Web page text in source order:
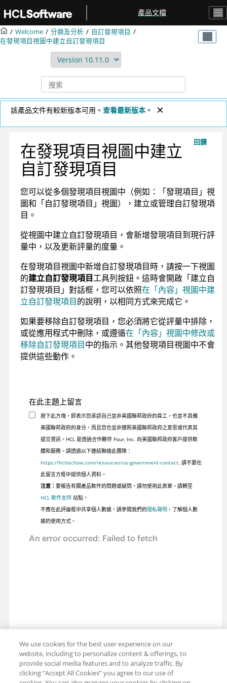
產品文檔
Welcome 分類及分析
自訂發現項目
在發現項目視圖中建立自訂發現項目
該產品文件有較新版本可用。 查看最新版本。
回饋
在發現項目視圖中建立
自訂發現項目
您可以從多個發現項目視圖中（例如：「發現項目」視
圖和「自訂發現項目」視圖），建立或管理自訂發現項
目。
從視圖中建立自訂發現項目，會新增發現項目到現行評
量中，以及更新評量的度量。
在發現項目視圖中新增自訂發現項目時，請按一下視圖
的建立自訂發現項目工具列按鈕。這時會開啟「建立自
訂發現項目」對話框，您可以依照在「內容」視圖中建
立自訂發現項目的說明，以相同方式來完成它。
如果要移除自訂發現項目，您必須將它從評量中排除，
或從應用程式中刪除，或遵循在「內容」視圖中修改或
移除自訂發現項目中的指示。其他發現項目視圖中不會
提供這些動作。
在此主題上留言
按下此方塊，即表示您承認自己並非美國聯邦政府的員工，也並不具備
美國聯邦政府的身分，而且您也並非遵照美國聯邦政府之意思或代表其
提交資訊。HCL 是透過合作夥伴 Four, Inc. 向美國聯邦政府客戶提供軟
體和服務。請透過以下連結聯絡此團隊：
https://hcltechsw.com/resources/us-government-contact. 請不要在
此留言方框中提供個人資料。
注意： 要報告有關產品軟件的問題或疑問，請勿使用此表單。請轉至
HCL 軟件支持站點。
不應在此評論框中共享個人數據。請參閱我們的隱私聲明 ，了解個人數
據的使用方式。
We use cookies for the best user experience on our
website, including to personalize content & offerings, to
provide social media features and to analyze traffic. By
clicking “Accept All Cookies” you agree to our use of